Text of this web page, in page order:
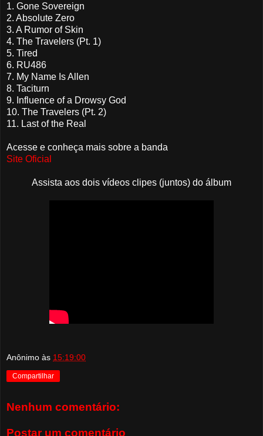
1. Gone Sovereign
2. Absolute Zero
3. A Rumor of Skin
4. The Travelers (Pt. 1)
5. Tired
6. RU486
7. My Name Is Allen
8. Taciturn
9. Influence of a Drowsy God
10. The Travelers (Pt. 2)
11. Last of the Real
Acesse e conheça mais sobre a banda
Site Oficial
Assista aos dois vídeos clipes (juntos) do álbum
Anônimo às 15:19:00
Compartilhar
Nenhum comentário:
Postar um comentário